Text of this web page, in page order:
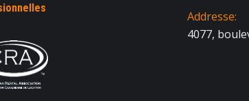
Addresse:
4077,